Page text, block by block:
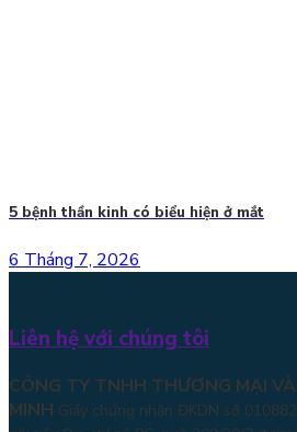
5 bệnh thần kinh có biểu hiện ở mắt
6 Tháng 7, 2026
Liên hệ với chúng tôi
CÔNG TY TNHH THƯƠNG MẠI
MINH Giấy chứng nhận ĐKDN số